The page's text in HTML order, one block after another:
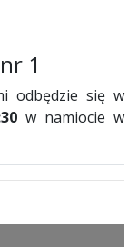
1
odbędzie się w
w namiocie w